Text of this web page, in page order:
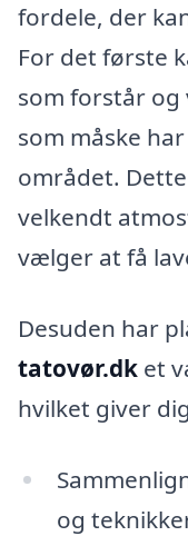
fordele, der
For det første
som forstår
som måske
området.
velkendt
vælger at få
Desuden har
tatovør.dk et
hvilket giver
og